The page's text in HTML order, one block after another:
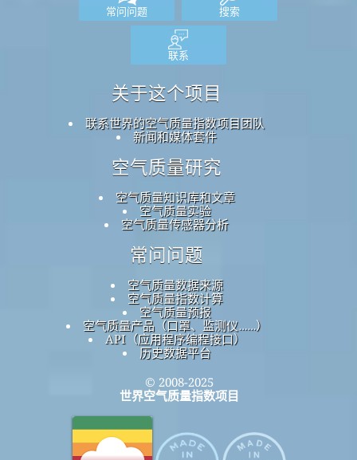
常问问题 搜索
联系
关于这个项目
联系世界的空气质量指数项目团队
新闻和媒体套件
空气质量研究
空气质量知识库和文章
空气质量实验
空气质量传感器分析
常问问题
空气质量数据来源
空气质量指数计算
空气质量预报
空气质量产品（口罩、监测仪……）
API（应用程序编程接口）
历史数据平台
© 2008-2025
世界空气质量指数项目